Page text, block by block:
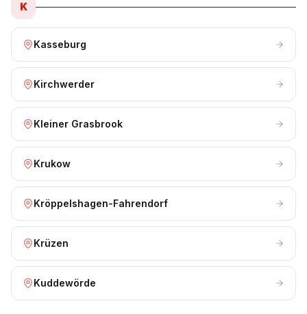
K
Kasseburg
Kirchwerder
Kleiner Grasbrook
Krukow
Kröppelshagen-Fahrendorf
Krüzen
Kuddewörde